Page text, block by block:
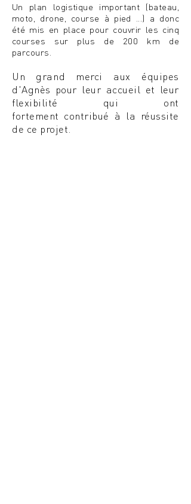
Un plan logistique important (bateau,
moto, drone, course à pied ...) a donc
été mis en place pour couvrir les cinq
courses sur plus de 200 km de
parcours.
Un grand merci aux équipes
d'Agnès pour leur accueil et leur
flexibilité qui ont
fortement contribué à la réussite
de ce projet.